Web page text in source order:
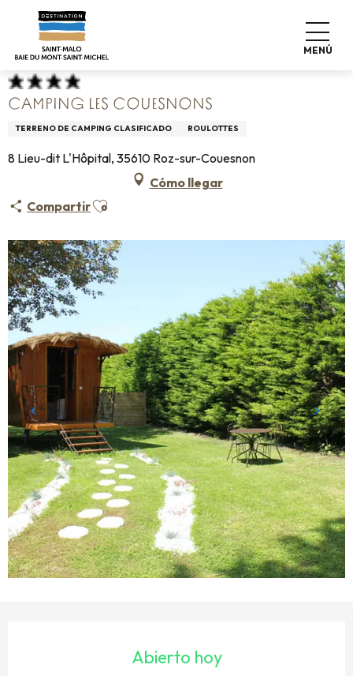
contenu
MENÚ
Home Haga las maletas
Campings
Camping les Couesnons
CAMPING LES COUESNONS
TERRENO DE CAMPING CLASIFICADO ROULOTTES
8 Lieu-dit L'Hôpital, 35610 Roz-sur-Couesnon
Cómo llegar
CompartirAjouter aux favoris
Abierto hoy